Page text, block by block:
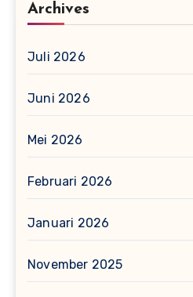
Archives
Juli 2026
Juni 2026
Mei 2026
Februari 2026
Januari 2026
November 2025